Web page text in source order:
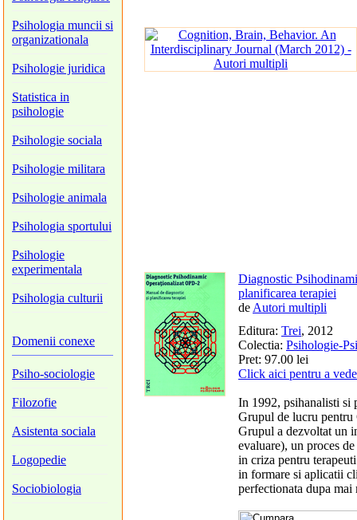
Psihologia muncii si
organizationala
Psihologie juridica
Statistica in
psihologie
Psihologie sociala
Psihologie militara
Psihologie animala
Psihologia sportului
Psihologie
experimentala
Psihologia culturii
Domenii conexe
Psiho-sociologie
Filozofie
Asistenta sociala
Logopedie
Sociobiologia
Diagnostic
planificarea terapiei
de Autori multipli
Editura: Trei, 2012
Colectia: Psihologie-
Pret: 97.00 lei
Click aici pentru a
In 1992, psihanalisti si
Grupul de lucru
Grupul a dezvoltat un
evaluare), un proces
in criza pentru
in formare si aplicatii
perfectionata dupa